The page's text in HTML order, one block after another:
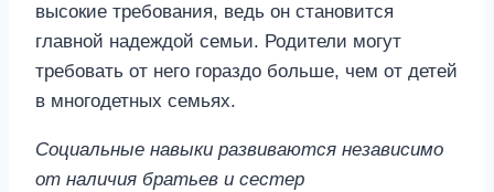
высокие требования, ведь он становится
главной надеждой семьи. Родители могут
требовать от него гораздо больше, чем от детей
в многодетных семьях.
Социальные навыки развиваются независимо
от наличия братьев и сестер